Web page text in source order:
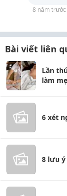
8 năm trước
Bài viết liên
Lần
làm
6 xét
8 lưu ý